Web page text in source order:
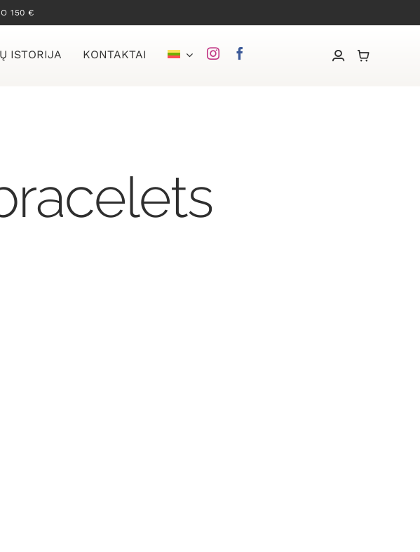
150 €
ISTORIJA KONTAKTAI